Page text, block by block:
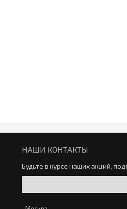
Эксклюзивная серия -
0р.
НАШИ КОНТАКТЫ
Будьте в курсе наших акций,